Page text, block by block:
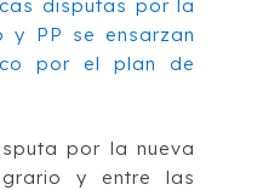
por la nueva
y entre las